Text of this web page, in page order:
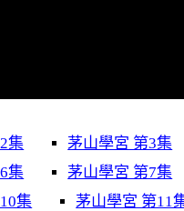
集 茅山學宮 第3集
集 茅山學宮 第7集
集 茅山學宮 第11